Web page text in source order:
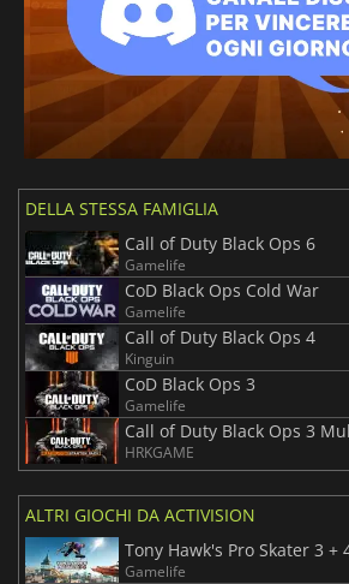
DELLA STESSA FAMIGLIA
Call of Duty Black Ops 6
Gamelife
CoD Black Ops Cold War
Gamelife
Call of Duty Black Ops 4
Kinguin
CoD Black Ops 3
Gamelife
HRKGAME
ALTRI GIOCHI DA ACTIVISION
Tony Hawk's Pro Skater 3 +
Gamelife